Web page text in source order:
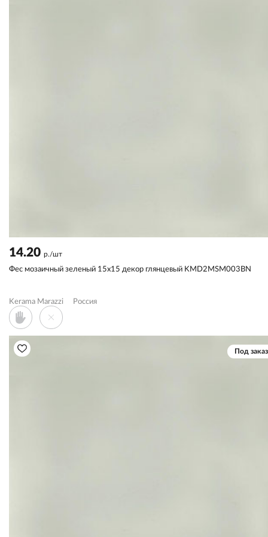
14.20 р./шт
Фес мозаичный зеленый 15x15 декор глянцевый KMD2MSM003BN
Kerama Marazzi Россия
Под заказ